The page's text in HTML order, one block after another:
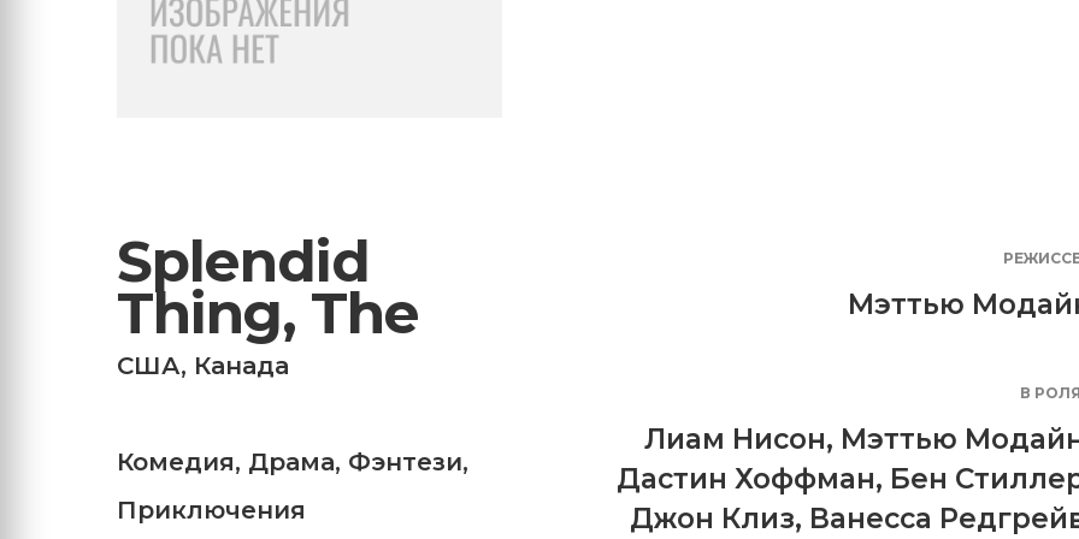
Splendid
Thing, The
США, Канада
Комедия, Драма, Фэнтези,
Приключения
Мэттью
В
Лиам Нисон, Мэттью
Дастин Хоффман, Бен
Джон Клиз, Ванесса